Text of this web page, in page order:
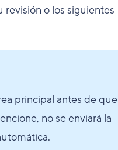
revisión o los siguientes
principal antes de que
no se enviará la